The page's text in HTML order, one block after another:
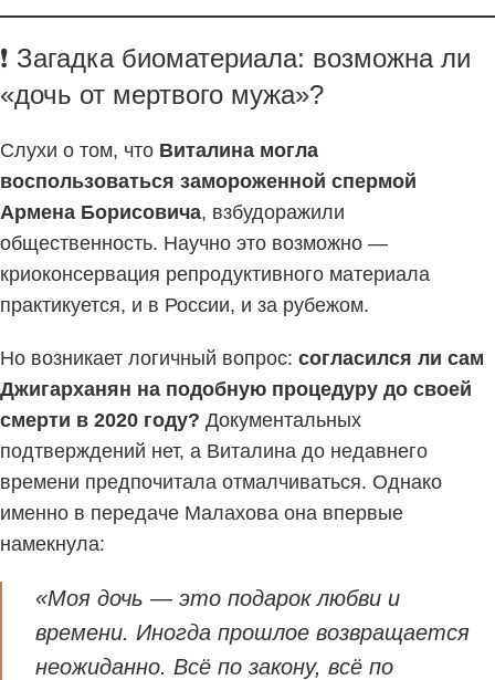
❗ Загадка биоматериала: возможна ли
«дочь от мертвого мужа»?
Слухи о том, что Виталина могла
воспользоваться замороженной спермой
Армена Борисовича, взбудоражили
общественность. Научно это возможно —
криоконсервация репродуктивного материала
практикуется, и в России, и за рубежом.
Но возникает логичный вопрос: согласился ли сам
Джигарханян на подобную процедуру до своей
смерти в 2020 году? Документальных
подтверждений нет, а Виталина до недавнего
времени предпочитала отмалчиваться. Однако
именно в передаче Малахова она впервые
намекнула:
«Моя дочь — это подарок любви и
времени. Иногда прошлое возвращается
неожиданно. Всё по закону, всё по